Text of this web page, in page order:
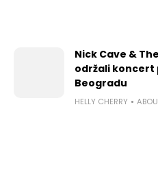
Nick Cave &
održali koncert
Beogradu
HELLY CHERRY